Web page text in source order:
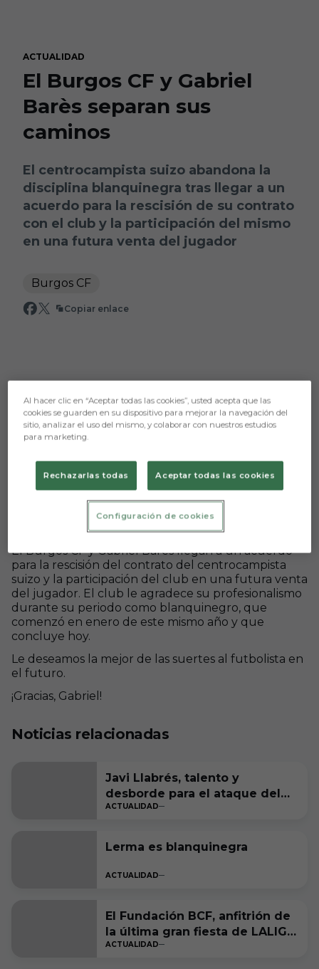
ACTUALIDAD
El Burgos CF y Gabriel
Barès separan sus
caminos
El centrocampista suizo abandona la
disciplina blanquinegra tras llegar a un
acuerdo para la rescisión de su contrato
con el club y la participación del mismo
en una futura venta del jugador
Burgos CF
Copiar enlace
Aún no hay reacciones. ¡Sé el primero!
El Burgos CF y Gabriel Barès llegan a un acuerdo
para la rescisión del contrato del centrocampista
suizo y la participación del club en una futura venta
del jugador. El club le agradece su profesionalismo
durante su periodo como blanquinegro, que
comenzó en enero de este mismo año y que
concluye hoy.
Le deseamos la mejor de las suertes al futbolista en
el futuro.
¡Gracias, Gabriel!
Noticias relacionadas
Javi Llabrés, talento y
desborde para el ataque del
Burgos CF
ACTUALIDAD
Lerma es blanquinegra
ACTUALIDAD
El Fundación BCF, anfitrión de
la última gran fiesta de LALIGA
Genuine Moeve
ACTUALIDAD
Al hacer clic en “Aceptar todas las cookies”, usted acepta que las
cookies se guarden en su dispositivo para mejorar la navegación del
sitio, analizar el uso del mismo, y colaborar con nuestros estudios
para marketing.
Rechazarlas todas Aceptar todas las cookies
Configuración de cookies